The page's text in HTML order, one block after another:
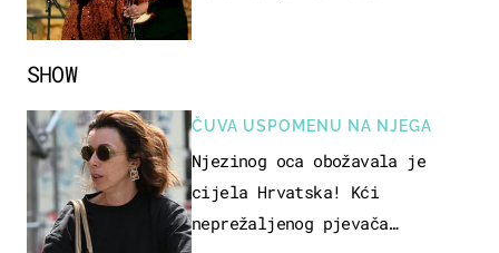
SHOW
ČUVA USPOMENU NA NJEGA
Njezinog oca obožavala je
cijela Hrvatska! Kći
neprežaljenog pjevača